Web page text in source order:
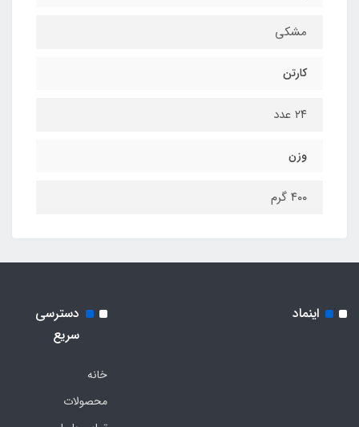
مشکی
کارتن
۲۴ عدد
وزن
۴۰۰ گرم
اینماد
دسترسی
سریع
خانه
محصولات